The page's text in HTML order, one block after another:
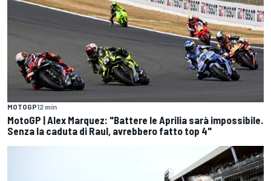
MOTOGP12 min
MotoGP | Alex Marquez: "Battere le Aprilia sarà impossibile.
Senza la caduta di Raul, avrebbero fatto top 4"